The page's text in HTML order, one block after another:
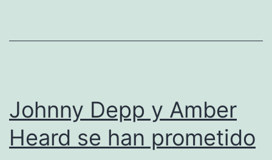
Johnny Depp y Amber
Heard se han prometido